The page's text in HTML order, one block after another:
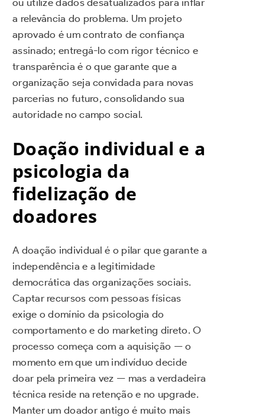
ou utilize dados desatualizados para inflar
a relevância do problema. Um projeto
aprovado é um contrato de confiança
assinado; entregá-lo com rigor técnico e
transparência é o que garante que a
organização seja convidada para novas
parcerias no futuro, consolidando sua
autoridade no campo social.
Doação individual e a
psicologia da
fidelização de
doadores
A doação individual é o pilar que garante a
independência e a legitimidade
democrática das organizações sociais.
Captar recursos com pessoas físicas
exige o domínio da psicologia do
comportamento e do marketing direto. O
processo começa com a aquisição — o
momento em que um indivíduo decide
doar pela primeira vez — mas a verdadeira
técnica reside na retenção e no upgrade.
Manter um doador antigo é muito mais